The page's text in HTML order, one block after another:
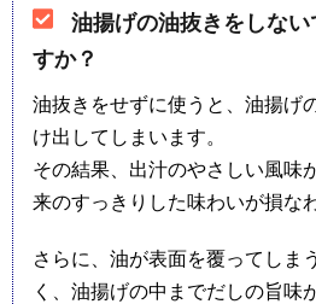
油揚げの油抜きをしな
すか？
油抜きをせずに使うと、油揚げ
け出してしまいます。
その結果、出汁のやさしい風味
来のすっきりした味わいが損な
さらに、油が表面を覆ってしま
く、油揚げの中までだしの旨味